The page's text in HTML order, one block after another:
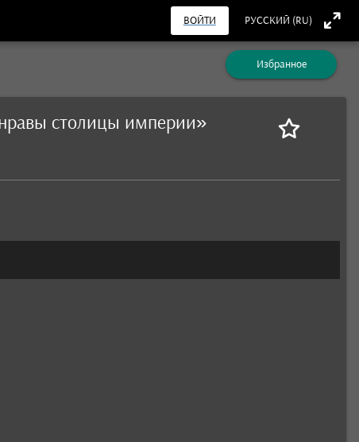
ВОЙТИ РУССКИЙ (RU)
Избранное
столицы империи»